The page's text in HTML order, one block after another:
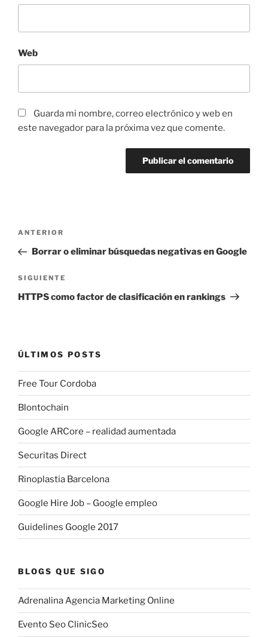
Web
Guarda mi nombre, correo electrónico y web en
este navegador para la próxima vez que comente.
Navegación
entradas
Entrada
anterior:
ANTERIOR
Borrar o eliminar búsquedas negativas en Google
Siguiente
entrada
SIGUIENTE
HTTPS como factor de clasificación en rankings
ÚLTIMOS POSTS
Free Tour Cordoba
Blontochain
Google ARCore – realidad aumentada
Securitas Direct
Rinoplastia Barcelona
Google Hire Job – Google empleo
Guidelines Google 2017
BLOGS QUE SIGO
Adrenalina Agencia Marketing Online
Evento Seo ClinicSeo